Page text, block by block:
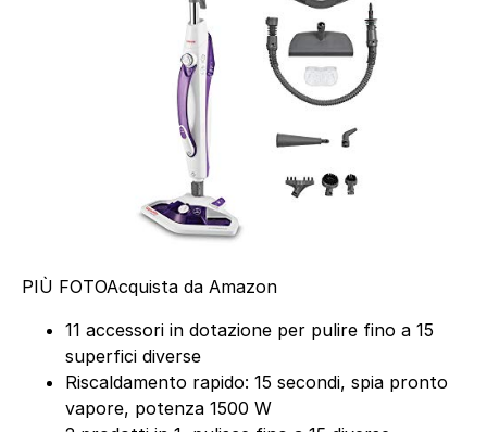
PIÙ FOTOAcquista da Amazon
11 accessori in dotazione per pulire fino a 15
superfici diverse
Riscaldamento rapido: 15 secondi, spia pronto
vapore, potenza 1500 W